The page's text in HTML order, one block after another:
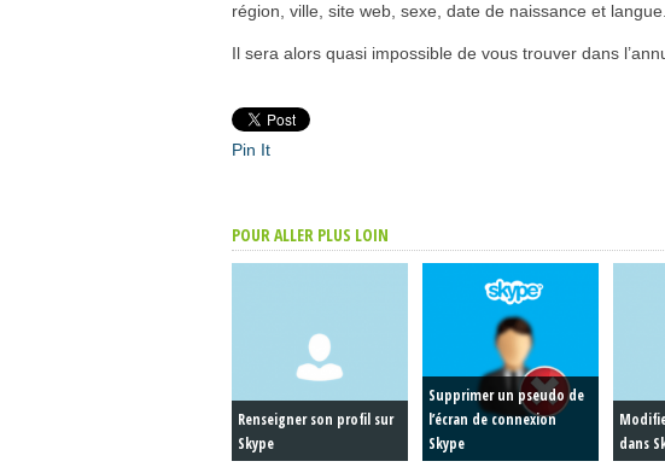
région, ville, site web, sexe, date de naissance et
Il sera alors quasi impossible de vous trouver dans
Pin It
POUR ALLER PLUS LOIN
Renseigner son profil sur
Skype
Supprimer un pseudo de
l’écran de connexion
Skype
dans